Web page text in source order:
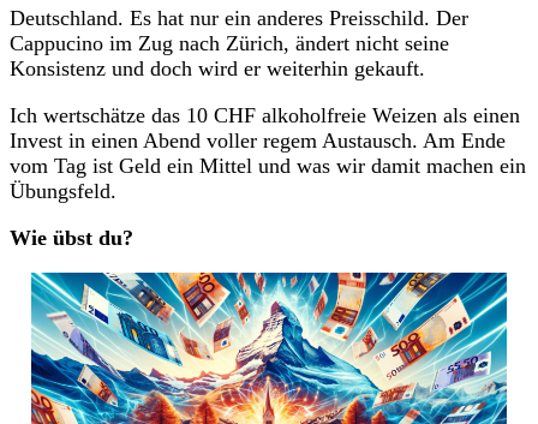
Deutschland. Es hat nur ein anderes Preisschild. Der
Cappucino im Zug nach Zürich, ändert nicht seine
Konsistenz und doch wird er weiterhin gekauft.
Ich wertschätze das 10 CHF alkoholfreie Weizen als einen
Invest in einen Abend voller regem Austausch. Am Ende
vom Tag ist Geld ein Mittel und was wir damit machen ein
Übungsfeld.
Wie übst du?